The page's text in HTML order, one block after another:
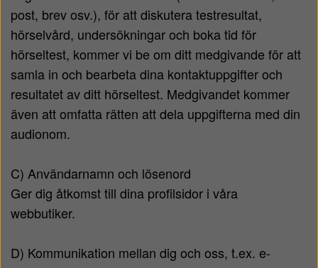
post, brev osv.), för att diskutera testresultat,
hörselvård, undersökningar och boka tid för
hörseltest, kommer vi be om ditt medgivande för att
samla in och bearbeta dina kontaktuppgifter och
resultatet av ditt hörseltest. Medgivandet kommer
även att omfatta rätten att dela uppgifterna med din
audionom.
C) Användarnamn och lösenord
Ger dig åtkomst till dina profilsidor i våra
webbutiker.
D) Kommunikation mellan dig och oss, t.ex. e-